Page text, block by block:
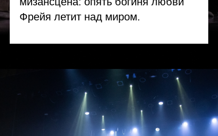
Фрейя летит над миром.